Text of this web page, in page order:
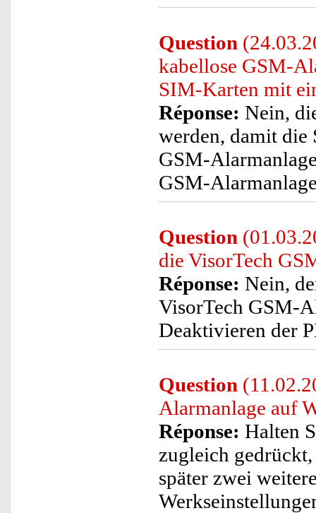
Question
kabellose GSM-
SIM-Karten mit
Réponse: Nein,
werden, damit die
GSM-
GSM-
Question
die VisorTech
Réponse: Nein,
VisorTech GSM-
Deaktivieren der
Question
Alarmanlage auf
Réponse: Halten
zugleich
später zwei